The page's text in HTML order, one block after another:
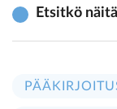
Etsitkö